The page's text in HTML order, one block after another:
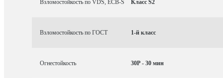
Взломостойкость по VDS, ECB-S Класс S2
Взломостойкость по ГОСТ 1-й класс
Огнестойкость 30P - 30 мин